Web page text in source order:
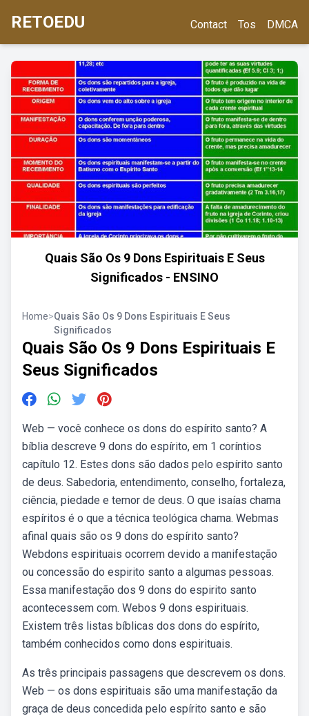
RETOEDU Contact Tos DMCA
Quais São Os 9 Dons Espirituais E Seus
Significados - ENSINO
Home>Quais São Os 9 Dons Espirituais E Seus
Significados
Quais São Os 9 Dons Espirituais E
Seus Significados
Web — você conhece os dons do espírito santo? A
bíblia descreve 9 dons do espírito, em 1 coríntios
capítulo 12. Estes dons são dados pelo espírito santo
de deus. Sabedoria, entendimento, conselho, fortaleza,
ciência, piedade e temor de deus. O que isaías chama
espíritos é o que a técnica teológica chama. Webmas
afinal quais são os 9 dons do espírito santo?
Webdons espirituais ocorrem devido a manifestação
ou concessão do espirito santo a algumas pessoas.
Essa manifestação dos 9 dons do espirito santo
acontecessem com. Webos 9 dons espirituais.
Existem três listas bíblicas dos dons do espírito,
também conhecidos como dons espirituais.
As três principais passagens que descrevem os dons.
Web — os dons espirituais são uma manifestação da
graça de deus concedida pelo espírito santo e são